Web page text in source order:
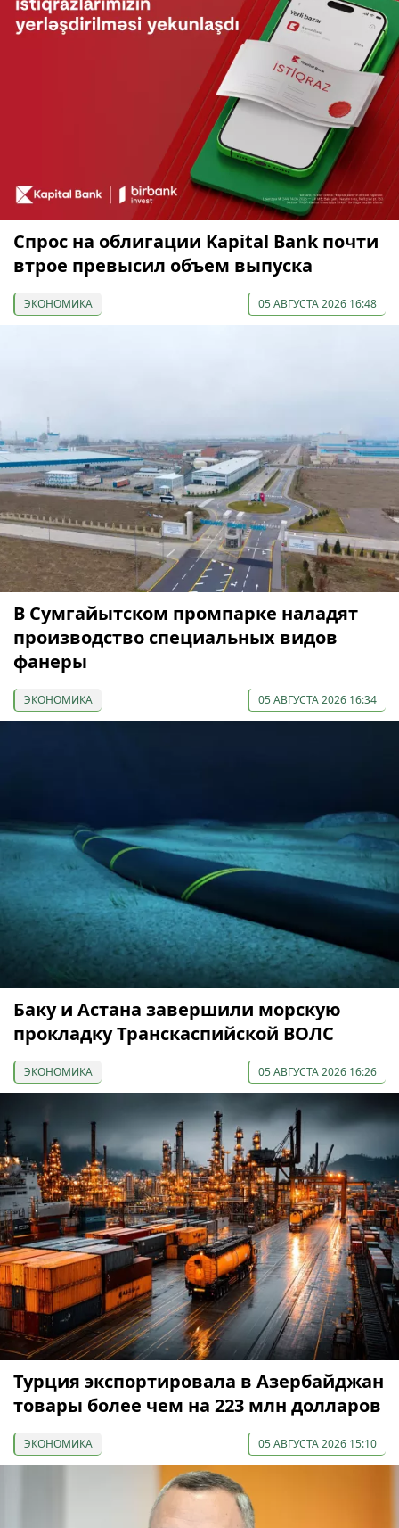
Спрос на облигации Kapital Bank почти
втрое превысил объем выпуска
ЭКОНОМИКА 05 АВГУСТА 2026 16:48
В Сумгайытском промпарке наладят
производство специальных видов
фанеры
ЭКОНОМИКА 05 АВГУСТА 2026 16:34
Баку и Астана завершили морскую
прокладку Транскаспийской ВОЛС
ЭКОНОМИКА 05 АВГУСТА 2026 16:26
Турция экспортировала в Азербайджан
товары более чем на 223 млн долларов
ЭКОНОМИКА 05 АВГУСТА 2026 15:10